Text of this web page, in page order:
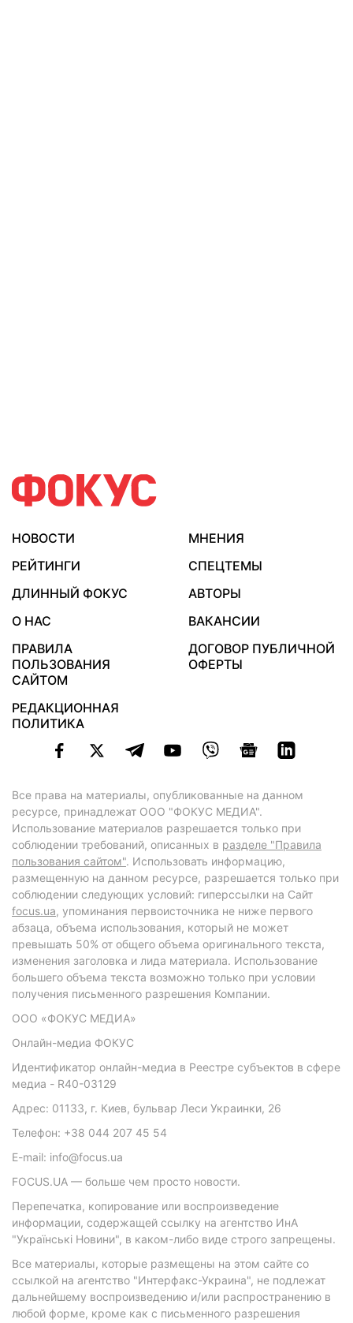
НОВОСТИ
МНЕНИЯ
РЕЙТИНГИ
СПЕЦТЕМЫ
ДЛИННЫЙ ФОКУС
АВТОРЫ
О НАС
ВАКАНСИИ
ПРАВИЛА
ПОЛЬЗОВАНИЯ
САЙТОМ
ДОГОВОР ПУБЛИЧНОЙ
ОФЕРТЫ
РЕДАКЦИОННАЯ
ПОЛИТИКА
Все права на материалы, опубликованные на данном
ресурсе, принадлежат ООО "ФОКУС МЕДИА".
Использование материалов разрешается только при
соблюдении требований, описанных в разделе "Правила
пользования сайтом". Использовать информацию,
размещенную на данном ресурсе, разрешается только при
соблюдении следующих условий: гиперссылки на Сайт
focus.ua, упоминания первоисточника не ниже первого
абзаца, объема использования, который не может
превышать 50% от общего объема оригинального текста,
изменения заголовка и лида материала. Использование
большего объема текста возможно только при условии
получения письменного разрешения Компании.
ООО «ФОКУС МЕДИА»
Онлайн-медиа ФОКУС
Идентификатор онлайн-медиа в Реестре субъектов в сфере
медиа - R40-03129
Адрес: 01133, г. Киев, бульвар Леси Украинки, 26
Телефон: +38 044 207 45 54
E-mail: info@focus.ua
FOCUS.UA — больше чем просто новости.
Перепечатка, копирование или воспроизведение
информации, содержащей ссылку на агентство ИнА
"Українські Новини", в каком-либо виде строго запрещены.
Все материалы, которые размещены на этом сайте со
ссылкой на агентство "Интерфакс-Украина", не подлежат
дальнейшему воспроизведению и/или распространению в
любой форме, кроме как с письменного разрешения